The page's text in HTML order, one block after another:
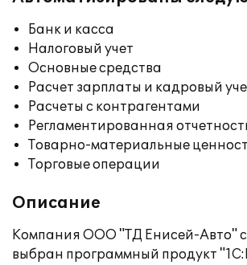
Банк и касса
Налоговый учет
Основные средства
Расчет зарплаты и кадровый
Расчеты с контрагентами
Регламентированная
Товарно-материальные
Торговые операции
Описание
Компания ООО "ТД Енисей-Авто"
выбран программный продукт